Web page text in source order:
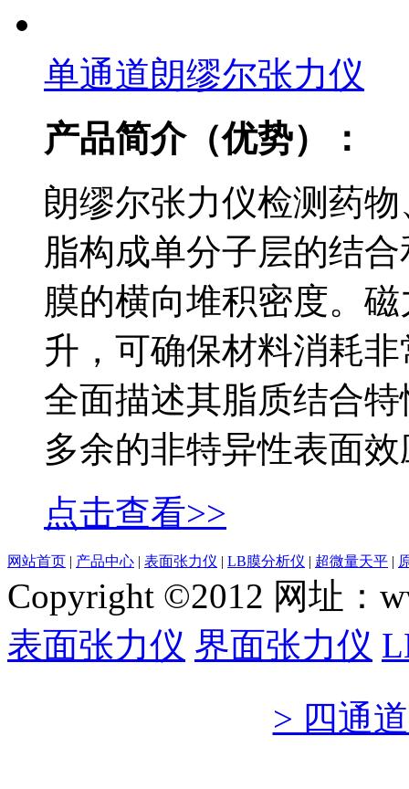
单通道朗缪尔张力仪
产品简介（优势）：
朗缪尔张力仪检测药
脂构成单分子层的结
膜的横向堆积密度。
升，可确保材料消耗
全面描述其脂质结合
多余的非特异性表面
点击查看>>
网站首页 | 产品中心 | 表面张力仪 | LB膜分析仪 | 超微量天平 |
Copyright ©2012 网址：
表面张力仪 界面张力仪
> 四通